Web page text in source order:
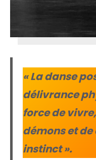
« La danse
délivrance
force de
démons et
instinct ».